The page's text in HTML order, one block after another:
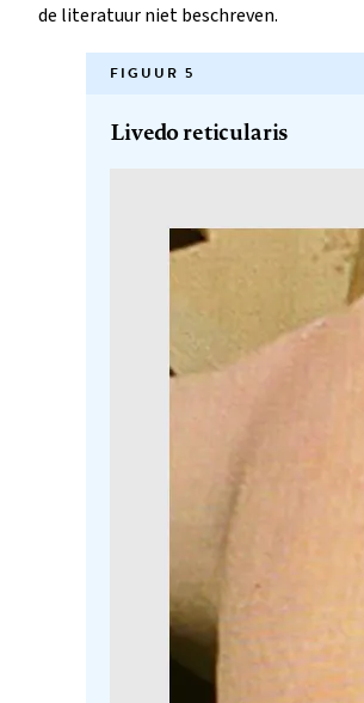
de literatuur niet beschreven.
FIGUUR 5
Livedo reticularis